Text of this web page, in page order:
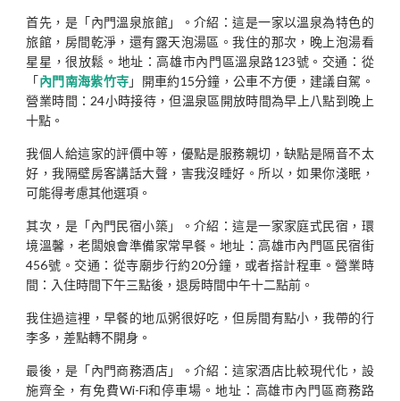
首先，是「內門溫泉旅館」。介紹：這是一家以溫泉為特色的
旅館，房間乾淨，還有露天泡湯區。我住的那次，晚上泡湯看
星星，很放鬆。地址：高雄市內門區溫泉路123號。交通：從
「內門南海紫竹寺」開車約15分鐘，公車不方便，建議自駕。
營業時間：24小時接待，但溫泉區開放時間為早上八點到晚上
十點。
我個人給這家的評價中等，優點是服務親切，缺點是隔音不太
好，我隔壁房客講話大聲，害我沒睡好。所以，如果你淺眠，
可能得考慮其他選項。
其次，是「內門民宿小築」。介紹：這是一家家庭式民宿，環
境溫馨，老闆娘會準備家常早餐。地址：高雄市內門區民宿街
456號。交通：從寺廟步行約20分鐘，或者搭計程車。營業時
間：入住時間下午三點後，退房時間中午十二點前。
我住過這裡，早餐的地瓜粥很好吃，但房間有點小，我帶的行
李多，差點轉不開身。
最後，是「內門商務酒店」。介紹：這家酒店比較現代化，設
施齊全，有免費Wi-Fi和停車場。地址：高雄市內門區商務路